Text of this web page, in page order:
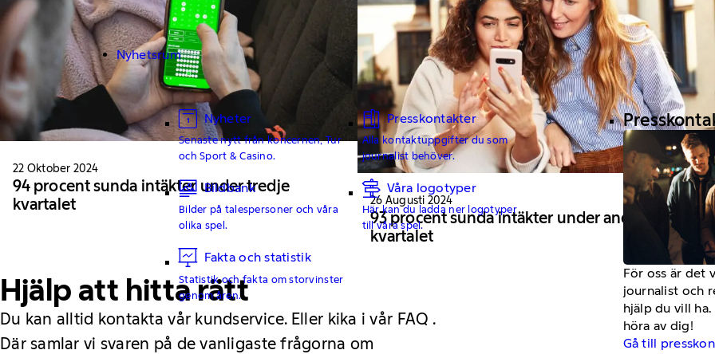
Nyhetsrum
Nyheter
Senaste nytt från koncernen, Tur
och Sport & Casino.
Presskontakter
Alla kontaktuppgifter du som
journalist behöver.
Bildbank
Bilder på talespersoner och våra
olika spel.
Våra logotyper
Här kan du ladda ner logotyper
till våra spel.
Fakta och statistik
Statistik och fakta om storvinster
genom åren.
För oss är det
journalist och
hjälp du vill
höra av dig!
Gå till
22 Oktober 2024
94 procent sunda intäkter under tredje
kvartalet
26 Augusti 2024
93 procent sunda intäkter under andra
kvartalet
Hjälp att hitta rätt
Du kan alltid kontakta vår kundservice. Eller kika i vår FAQ .
Där samlar vi svaren på de vanligaste frågorna om